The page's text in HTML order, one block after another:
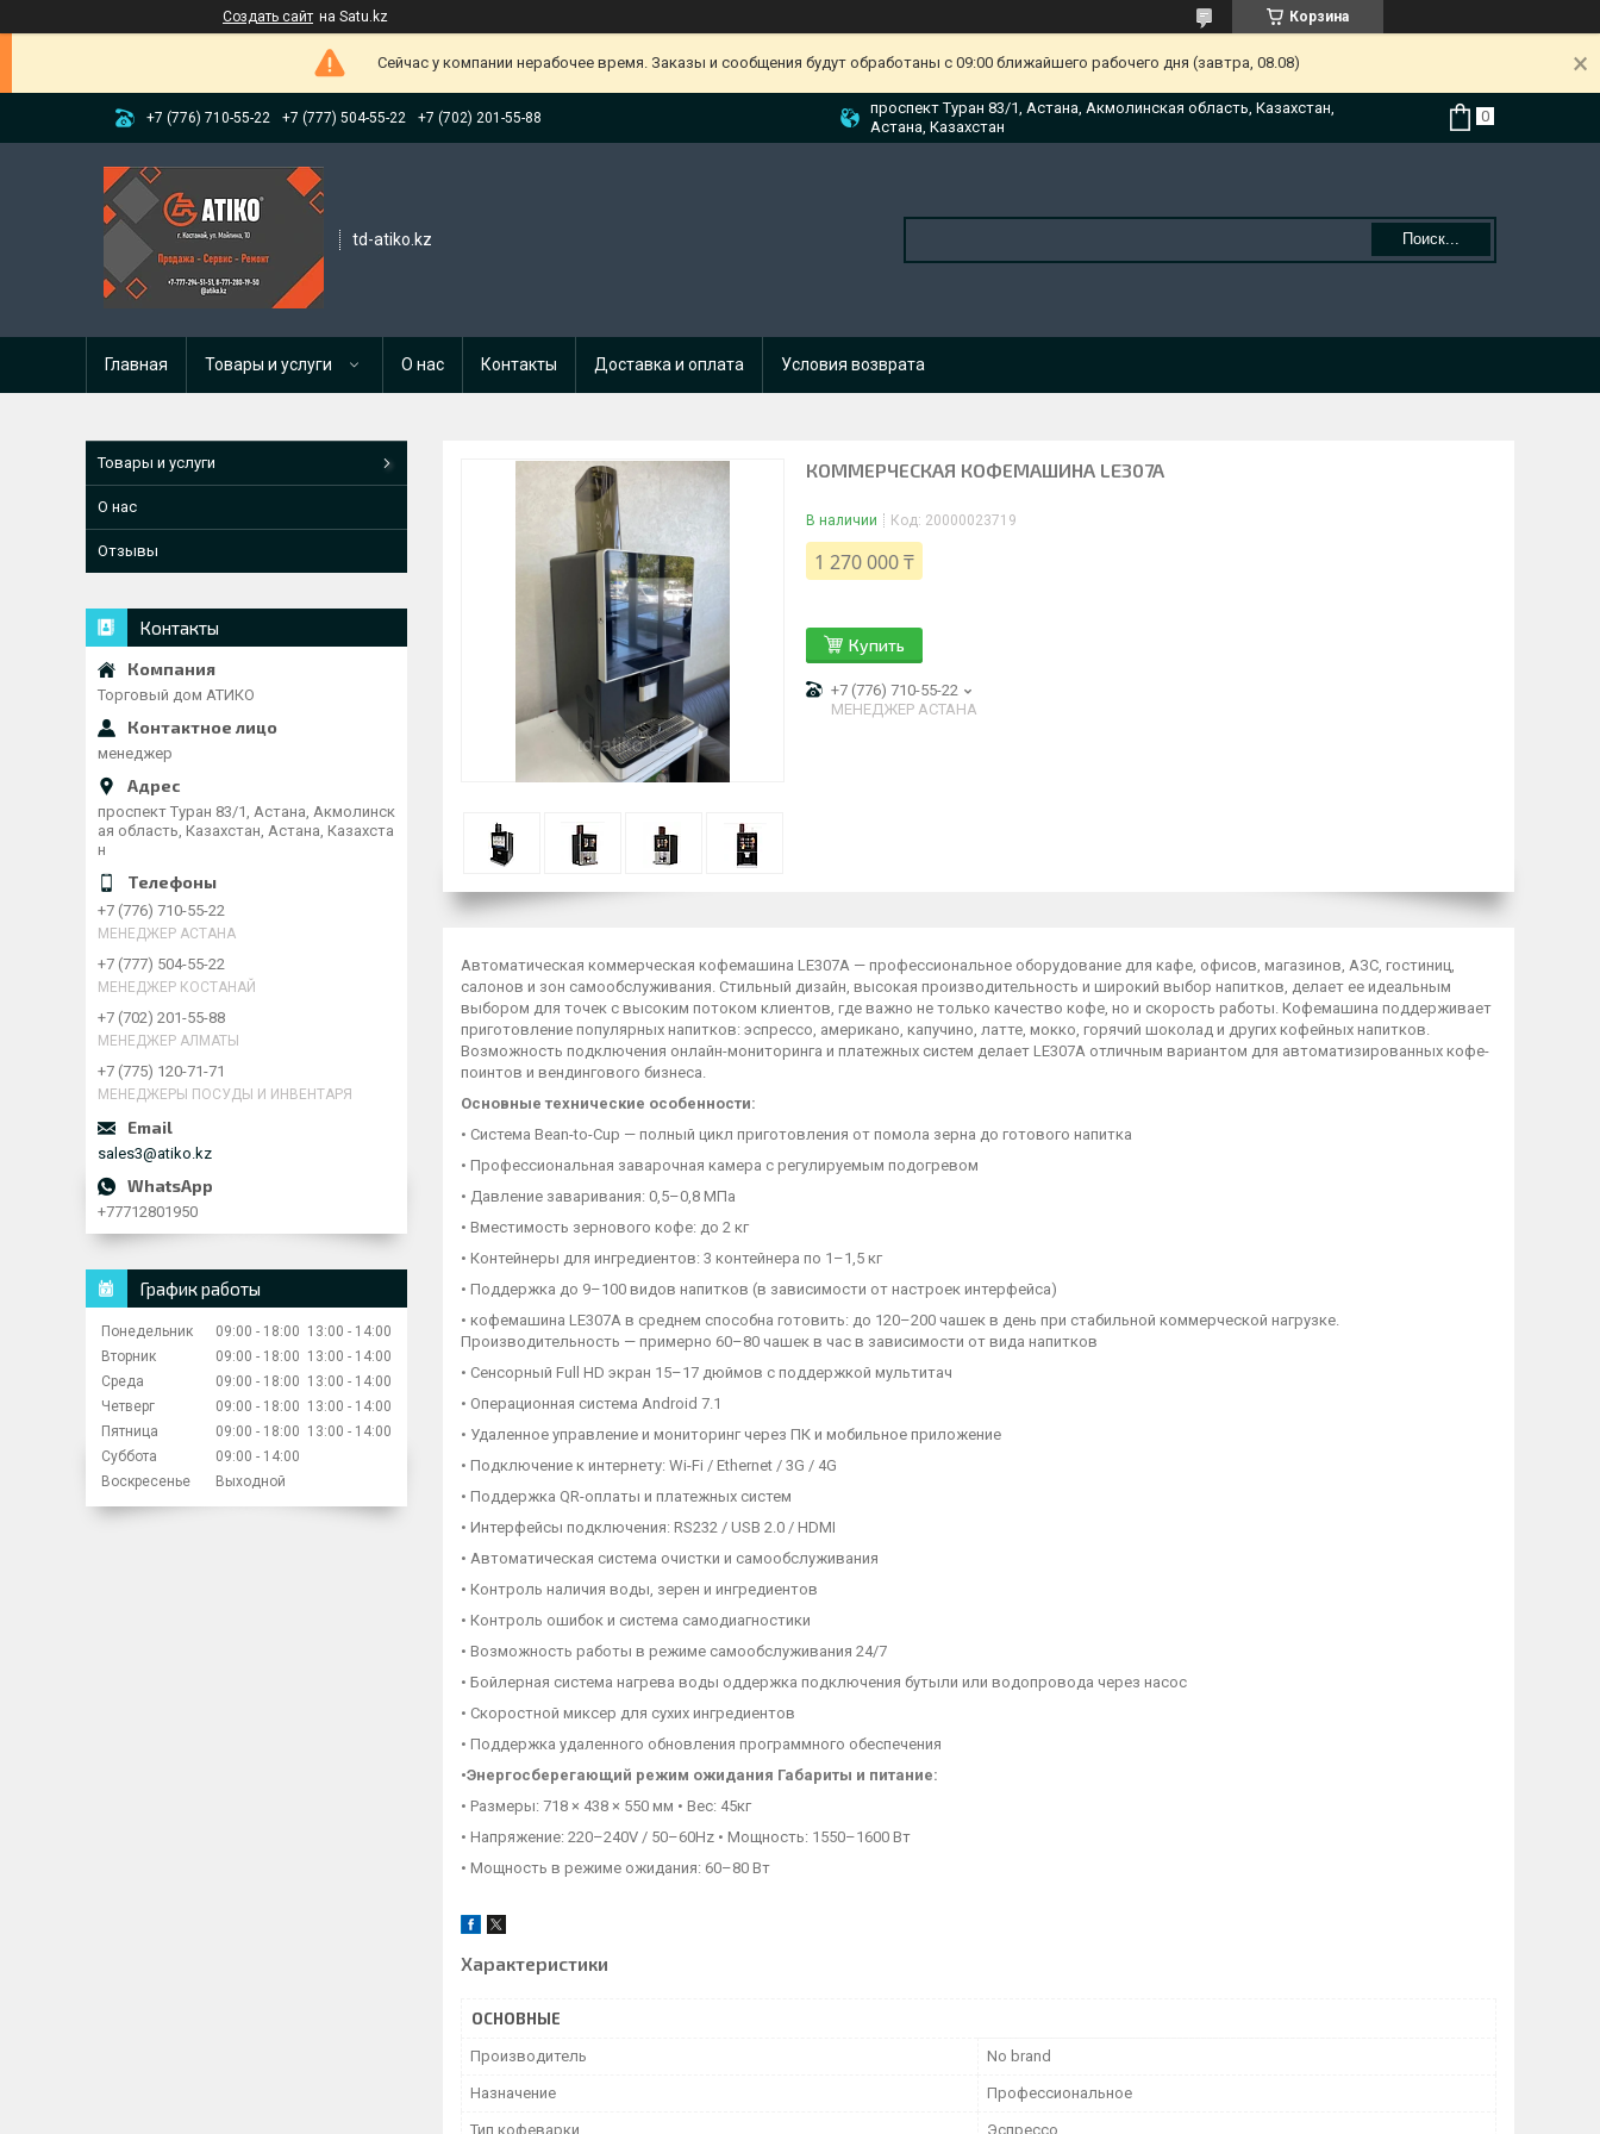
Создать сайт на Satu.kz Корзина
Сейчас у компании нерабочее время. Заказы и сообщения будут обработаны с 09:00 ближайшего рабочего дня (завтра, 08.08)
+7 (776) 710-55-22 +7 (777) 504-55-22 +7 (702) 201-55-88
проспект Туран 83/1, Астана, Акмолинская область, Казахстан,
Астана, Казахстан
td-atiko.kz Поиск...
Главная Товары и услуги О нас Контакты Доставка и оплата Условия возврата
КОММЕРЧЕСКАЯ КОФЕМАШИНА LE307A
В наличии Код: 20000023719
1 270 000 ₸
Купить
+7 (776) 710-55-22
МЕНЕДЖЕР АСТАНА
Автоматическая коммерческая кофемашина LE307А — профессиональное оборудование для кафе, офисов, магазинов, АЗС, гостиниц,
салонов и зон самообслуживания. Стильный дизайн, высокая производительность и широкий выбор напитков, делает ее идеальным
выбором для точек с высоким потоком клиентов, где важно не только качество кофе, но и скорость работы. Кофемашина поддерживает
приготовление популярных напитков: эспрессо, американо, капучино, латте, мокко, горячий шоколад и других кофейных напитков.
Возможность подключения онлайн-мониторинга и платежных систем делает LE307A отличным вариантом для автоматизированных кофе-
поинтов и вендингового бизнеса.
Основные технические особенности:
• Система Bean-to-Cup — полный цикл приготовления от помола зерна до готового напитка
• Профессиональная заварочная камера с регулируемым подогревом
• Давление заваривания: 0,5–0,8 МПа
• Вместимость зернового кофе: до 2 кг
• Контейнеры для ингредиентов: 3 контейнера по 1–1,5 кг
• Поддержка до 9–100 видов напитков (в зависимости от настроек интерфейса)
• кофемашина LE307A в среднем способна готовить: до 120–200 чашек в день при стабильной коммерческой нагрузке.
Производительность — примерно 60–80 чашек в час в зависимости от вида напитков
• Сенсорный Full HD экран 15–17 дюймов с поддержкой мультитач
• Операционная система Android 7.1
• Удаленное управление и мониторинг через ПК и мобильное приложение
• Подключение к интернету: Wi-Fi / Ethernet / 3G / 4G
• Поддержка QR-оплаты и платежных систем
• Интерфейсы подключения: RS232 / USB 2.0 / HDMI
• Автоматическая система очистки и самообслуживания
• Контроль наличия воды, зерен и ингредиентов
• Контроль ошибок и система самодиагностики
• Возможность работы в режиме самообслуживания 24/7
• Бойлерная система нагрева воды оддержка подключения бутыли или водопровода через насос
• Скоростной миксер для сухих ингредиентов
• Поддержка удаленного обновления программного обеспечения
•Энергосберегающий режим ожидания Габариты и питание:
• Размеры: 718 × 438 × 550 мм • Вес: 45кг
• Напряжение: 220–240V / 50–60Hz • Мощность: 1550–1600 Вт
• Мощность в режиме ожидания: 60–80 Вт
Характеристики
ОСНОВНЫЕ
Производитель No brand
Назначение Профессиональное
Тип кофеварки Эспрессо
Товары и услуги
О нас
Отзывы
Контакты
Торговый дом АТИКО
менеджер
проспект Туран 83/1, Астана, Акмолинск
ая область, Казахстан, Астана, Казахста
н
+7 (776) 710-55-22
МЕНЕДЖЕР АСТАНА
+7 (777) 504-55-22
МЕНЕДЖЕР КОСТАНАЙ
+7 (702) 201-55-88
МЕНЕДЖЕР АЛМАТЫ
+7 (775) 120-71-71
МЕНЕДЖЕРЫ ПОСУДЫ И ИНВЕНТАРЯ
sales3@atiko.kz
+77712801950
График работы
Понедельник 09:00 18:00 13:00
14:00
Вторник
09:00 18:00 13:00
14:00
Среда
09:00 18:00 13:00
14:00
Четверг
09:00 18:00 13:00
14:00
Пятница
09:00 18:00 13:00
14:00
Суббота
09:00
14:00
Воскресенье
Выходной